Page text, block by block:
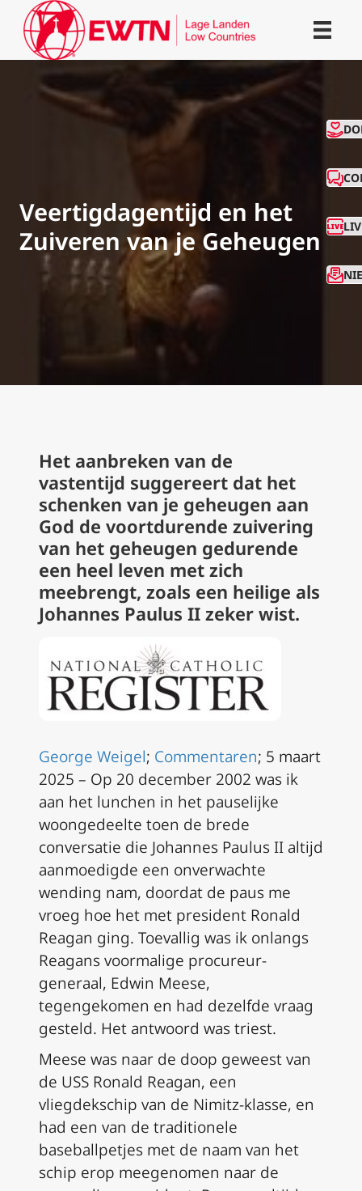
Veertigdagentijd en het
Zuiveren van je Geheugen
Het aanbreken van de
vastentijd suggereert dat het
schenken van je geheugen aan
God de voortdurende zuivering
van het geheugen gedurende
een heel leven met zich
meebrengt, zoals een heilige als
Johannes Paulus II zeker wist.
George Weigel; Commentaren; 5 maart
2025 – Op 20 december 2002 was ik
aan het lunchen in het pauselijke
woongedeelte toen de brede
conversatie die Johannes Paulus II altijd
aanmoedigde een onverwachte
wending nam, doordat de paus me
vroeg hoe het met president Ronald
Reagan ging. Toevallig was ik onlangs
Reagans voormalige procureur-
generaal, Edwin Meese,
tegengekomen en had dezelfde vraag
gesteld. Het antwoord was triest.
Meese was naar de doop geweest van
de USS Ronald Reagan, een
vliegdekschip van de Nimitz-klasse, en
had een van de traditionele
baseballpetjes met de naam van het
schip erop meegenomen naar de